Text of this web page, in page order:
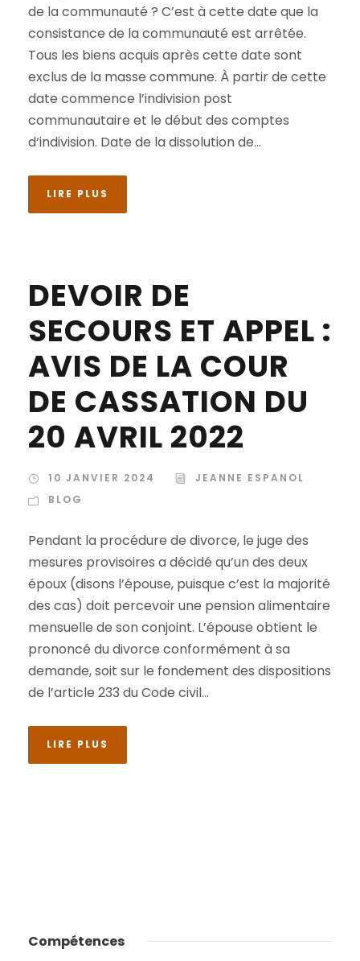
de la communauté ? C’est à cette date que la
consistance de la communauté est arrêtée.
Tous les biens acquis après cette date sont
exclus de la masse commune. À partir de cette
date commence l’indivision post
communautaire et le début des comptes
d‘indivision. Date de la dissolution de...
LIRE PLUS
DEVOIR DE
SECOURS ET APPEL :
AVIS DE LA COUR
DE CASSATION DU
20 AVRIL 2022
10 JANVIER 2024
JEANNE ESPANOL
BLOG
Pendant la procédure de divorce, le juge des
mesures provisoires a décidé qu’un des deux
époux (disons l’épouse, puisque c’est la majorité
des cas) doit percevoir une pension alimentaire
mensuelle de son conjoint. L’épouse obtient le
prononcé du divorce conformément à sa
demande, soit sur le fondement des dispositions
de l’article 233 du Code civil...
LIRE PLUS
Compétences